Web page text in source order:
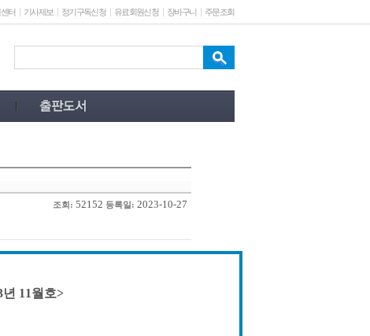
터 기사제보 정기구독신청 유료회원신청 장바구니 주문조회
조회: 52152 등록일: 2023-10-27
11월호>